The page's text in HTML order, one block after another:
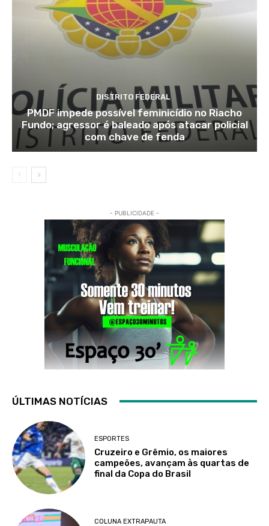
DISTRITO FEDERAL
PMDF impede possível feminicídio no Riacho
Fundo; agressor é baleado após atacar policial
com chave de fenda
- PUBLICIDADE -
ÚLTIMAS NOTÍCIAS
ESPORTES
Cruzeiro e Grêmio, os maiores
campeões, avançam às quartas de
final da Copa do Brasil
COLUNA EXTRAPAUTA